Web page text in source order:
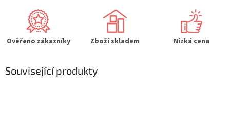
Ověřeno zákazníky Zboží skladem Nízká cena
Související produkty